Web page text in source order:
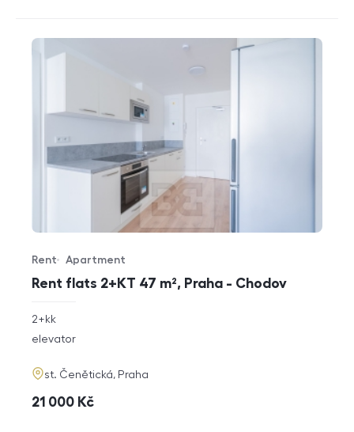
Rent flats 2+KT 47 m², Praha - Chodov
Offer type
Rent
Property type
Apartment
rozměry
disposition
2+kk
funkce
elevator
adresa
st. Čenětická, Praha
cena
21 000 Kč